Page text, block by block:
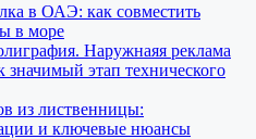
в ОАЭ: как совместить
в море
Наружнаяя реклама
значимый этап технического
из лиственницы:
и ключевые нюансы